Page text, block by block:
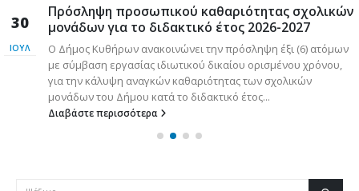
30
ΙΟΎΛ
Πρόσληψη προσωπικού καθαριότητας σχολικών
μονάδων για το διδακτικό έτος 2026-2027
Ο Δήμος Κυθήρων ανακοινώνει την πρόσληψη έξι (6) ατόμων
με σύμβαση εργασίας ιδιωτικού δικαίου ορισμένου χρόνου,
για την κάλυψη αναγκών καθαριότητας των σχολικών
μονάδων του Δήμου κατά το διδακτικό έτος...
Διαβάστε περισσότερα